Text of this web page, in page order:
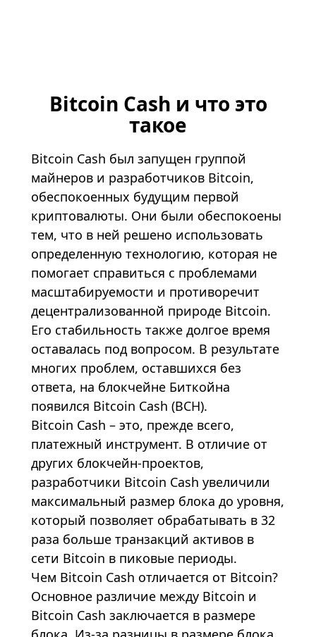
Bitcoin Cash и что это
такое
Bitcoin Cash был запущен группой
майнеров и разработчиков Bitcoin,
обеспокоенных будущим первой
криптовалюты. Они были обеспокоены
тем, что в ней решено использовать
определенную технологию, которая не
помогает справиться с проблемами
масштабируемости и противоречит
децентрализованной природе Bitcoin.
Его стабильность также долгое время
оставалась под вопросом. В результате
многих проблем, оставшихся без
ответа, на блокчейне Биткойна
появился Bitcoin Cash (BCH).
Bitcoin Cash – это, прежде всего,
платежный инструмент. В отличие от
других блокчейн-проектов,
разработчики Bitcoin Cash увеличили
максимальный размер блока до уровня,
который позволяет обрабатывать в 32
раза больше транзакций активов в
сети Bitcoin в пиковые периоды.
Чем Bitcoin Cash отличается от Bitcoin?
Основное различие между Bitcoin и
Bitcoin Cash заключается в размере